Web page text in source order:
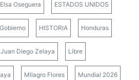
Elsa Oseguera ESTADOS UNIDOS
Gobierno HISTORIA Honduras
Juan Diego Zelaya Libre
Milagro Flores Mundial 2026